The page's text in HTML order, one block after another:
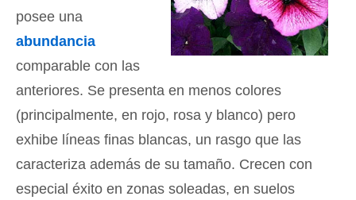
posee una
abundancia
comparable con las
anteriores. Se presenta en menos colores
(principalmente, en rojo, rosa y blanco) pero
exhibe líneas finas blancas, un rasgo que las
caracteriza además de su tamaño. Crecen con
especial éxito en zonas soleadas, en suelos